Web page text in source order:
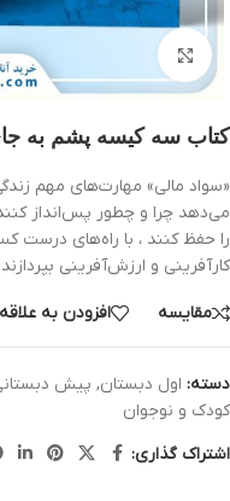
بزرگنمایی تصویر
کتاب سه کیسه پشم به
«سواد مالی» مهارت‌های مهم
می‌دهد چرا و چطور پس‌انداز
را حفظ کنند ، با راه‌های درست
کارآفرینی و ارزش‌آفرینی بپردازند.
مقایسه افزودن به
دسته: اول دبستان, پیش
کودک و نوجوان
اشتراک گذاری: